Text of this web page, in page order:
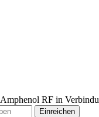
RF in
Einreichen